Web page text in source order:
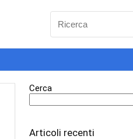
Cerca
Articoli recenti